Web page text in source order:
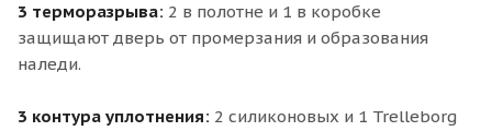
3 терморазрыва: 2 в полотне и 1 в коробке
защищают дверь от промерзания и образования
наледи.
3 контура уплотнения: 2 силиконовых и 1 Trelleborg